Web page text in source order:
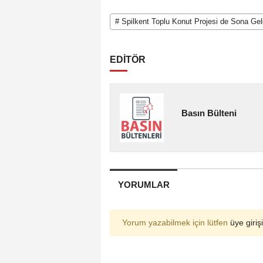
# Spilkent Toplu Konut Projesi de Sona
EDİTÖR
Basın Bülteni
YORUMLAR
Yorum yazabilmek için lütfen üye girişi